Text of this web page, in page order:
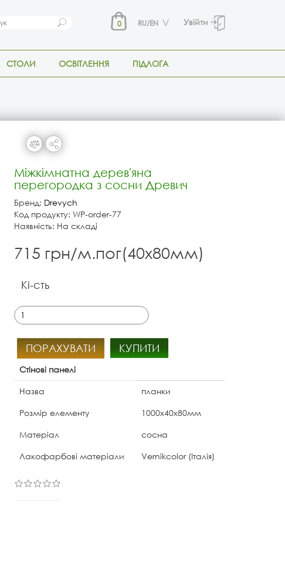
0 RU/EN Увійти
СТОЛИ ОСВІТЛЕННЯ ПІДЛОГА
Міжкімнатна дерев'яна
перегородка з сосни Древич
Бренд: Drevych
Код продукту: WP-order-77
Наявність: На складі
715 грн/м.пог(40х80мм)
Кі-сть
ПОРАХУВАТИ КУПИТИ
Стінові панелі
Назва
планки
Розмір елементу
1000х40x80мм
Матеріал
сосна
Лакофарбові матеріали
Vernikcolor (Італія)